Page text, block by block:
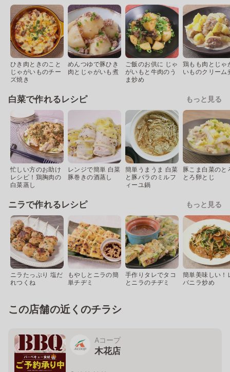
ひき肉ときのこと
じゃがいものチー
ズ焼き
めんつゆで豚ひき
肉とじゃがいも煮
ご飯のお供に じゃ
がいもと牛肉のう
ま炒め
鶏もも肉とじゃ
いものクリーム
白菜で作れるレシピ もっと見る
忙しい方のお助け
レシピ！鶏胸肉の
白菜蒸し
レンジで簡単 白菜
豚巻きの酒蒸し
簡単うまうま 白菜
と豚バラのミルフ
ィーユ鍋
豚こま白菜のと
とろ卵とじ
ニラで作れるレシピ もっと見る
ニラたっぷり 塩だ
れつくね
もやしとニラの簡
単チヂミ
手作りタレでタコ
とニラのチヂミ
簡単美味しい！
バニラ炒め
この店舗の近くのチラシ
Aコープ
木花店